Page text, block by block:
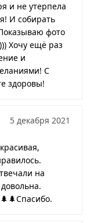
и не утерпела
И собирать
фото
Хочу ещё раз
и
С
здоровы!
5 декабря 2021
на